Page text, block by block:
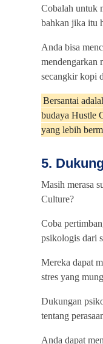
Cobalah untuk
bahkan jika itu
Anda bisa
mendengarkan
secangkir kopi
Bersantai
budaya Hustle
yang lebih
5.
Masih merasa
Culture?
Coba
psikologis dari
Mereka dapat
stres yang
Dukungan
tentang
Anda dapat